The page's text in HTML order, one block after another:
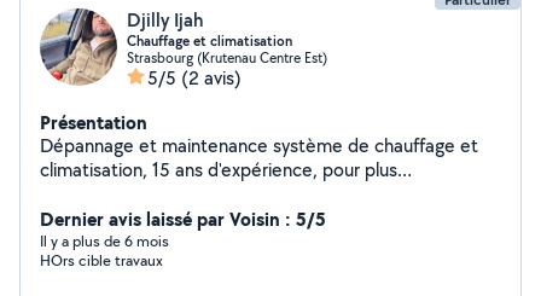
Djilly Ijah
Chauffage et climatisation
Strasbourg (Krutenau Centre Est)
5/5 (2 avis)
Présentation
Dépannage et maintenance système de chauffage et
climatisation, 15 ans d'expérience, pour plus
Dernier avis laissé par Voisin : 5/5
Il y a plus de 6 mois
HOrs cible travaux